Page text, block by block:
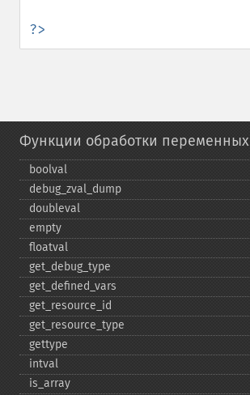
?>
Функции обработки переменных
boolval
debug_​zval_​dump
doubleval
empty
floatval
get_​debug_​type
get_​defined_​vars
get_​resource_​id
get_​resource_​type
gettype
intval
is_​array